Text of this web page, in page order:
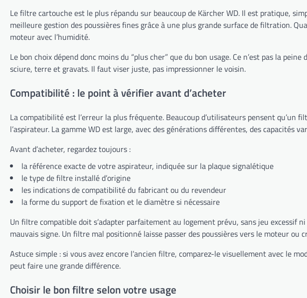
Le filtre cartouche est le plus répandu sur beaucoup de Kärcher WD. Il est pratique,
meilleure gestion des poussières fines grâce à une plus grande surface de filtration.
moteur avec l’humidité.
Le bon choix dépend donc moins du “plus cher” que du bon usage. Ce n’est pas la
sciure, terre et gravats. Il faut viser juste, pas impressionner le voisin.
Compatibilité : le point à vérifier avant d’acheter
La compatibilité est l’erreur la plus fréquente. Beaucoup d’utilisateurs pensent
l’aspirateur. La gamme WD est large, avec des générations différentes, des capacités
Avant d’acheter, regardez toujours :
la référence exacte de votre aspirateur, indiquée sur la plaque signalétique
le type de filtre installé d’origine
les indications de compatibilité du fabricant ou du revendeur
la forme du support de fixation et le diamètre si nécessaire
Un filtre compatible doit s’adapter parfaitement au logement prévu, sans jeu excessif
mauvais signe. Un filtre mal positionné laisse passer des poussières vers le moteur ou
Astuce simple : si vous avez encore l’ancien filtre, comparez-le visuellement avec le
peut faire une grande différence.
Choisir le bon filtre selon votre usage